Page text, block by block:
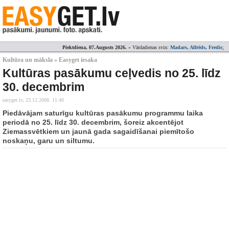
Piektdiena, 07.Augusts 2026. » Vārdadienas svin: Madars, Alfrēds, Fredis;
Kultūra un māksla » Easyget iesaka
Kultūras pasākumu ceļvedis no 25. līdz
30. decembrim
easyget.lv, 23.12.2008. 11:40
Piedāvājam saturīgu kultūras pasākumu programmu laika
periodā no 25. līdz 30. decembrim, šoreiz akcentējot
Ziemassvētkiem un jaunā gada sagaidīšanai piemītošo
noskaņu, garu un siltumu.